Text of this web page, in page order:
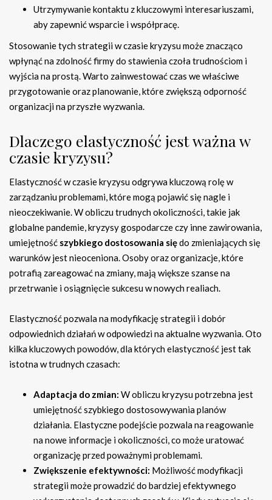
Utrzymywanie kontaktu z kluczowymi interesariuszami,
aby zapewnić wsparcie i współpracę.
Stosowanie tych strategii w czasie kryzysu może znacząco
wpłynąć na zdolność firmy do stawienia czoła trudnościom i
wyjścia na prostą. Warto zainwestować czas we właściwe
przygotowanie oraz planowanie, które zwiększą odporność
organizacji na przyszłe wyzwania.
Dlaczego elastyczność jest ważna w
czasie kryzysu?
Elastyczność w czasie kryzysu odgrywa kluczową rolę w
zarządzaniu problemami, które mogą pojawić się nagle i
nieoczekiwanie. W obliczu trudnych okoliczności, takie jak
globalne pandemie, kryzysy gospodarcze czy inne zawirowania,
umiejętność szybkiego dostosowania siędo zmieniających się
warunków jest nieoceniona. Osoby oraz organizacje, które
potrafią zareagować na zmiany, mają większe szanse na
przetrwanie i osiągnięcie sukcesu w nowych realiach.
Elastyczność pozwala na modyfikację strategii i dobór
odpowiednich działań w odpowiedzi na aktualne wyzwania. Oto
kilka kluczowych powodów, dla których elastyczność jest tak
istotna w trudnych czasach:
Adaptacja do zmian: W obliczu kryzysu potrzebna jest
umiejętność szybkiego dostosowywania planów
działania. Elastyczne podejście pozwala na reagowanie
na nowe informacje i okoliczności, co może uratować
organizację przed poważnymi problemami.
Zwiększenie efektywności: Możliwość modyfikacji
strategii może prowadzić do bardziej efektywnego